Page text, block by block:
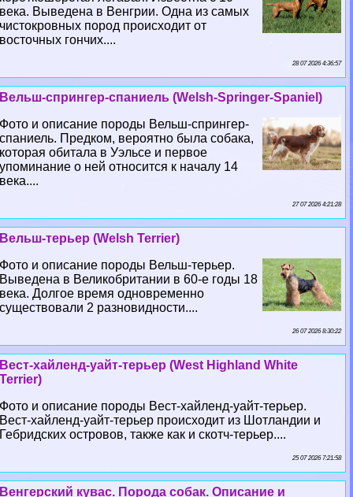
века. Выведена в Венгрии. Одна из самых
чистокровных пород происходит от
восточных гончих....
28 07 2026 4:36:57
Вельш-спрингер-спаниель (Welsh-Springer-Spaniel)
Фото и описание породы Вельш-спрингер-
спаниель. Предком, вероятно была собака,
которая обитала в Уэльсе и первое
упоминание о ней относится к началу 14
века....
27 07 2026 4:21:28
Вельш-терьер (Welsh Terrier)
Фото и описание породы Вельш-терьер.
Выведена в Великобритании в 60-е годы 18
века. Долгое время одновременно
существовали 2 разновидности....
26 07 2026 8:30:22
Вест-хайленд-уайт-терьер (West Highland White
Terrier)
Фото и описание породы Вест-хайленд-уайт-терьер.
Вест-хайленд-уайт-терьер происходит из Шотландии и
Гебридских островов, также как и скотч-терьер....
25 07 2026 7:21:58
Венгерский кувас. Порода собак. Описание и